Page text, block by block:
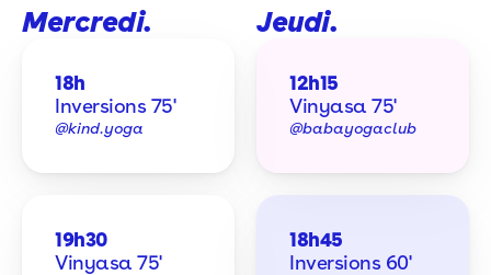
Mercredi. Jeudi.
18h
Inversions 75'
@kind.yoga
19h30
Vinyasa 75'
12h15
Vinyasa 75'
@babayogaclub
18h45
Inversions 60'